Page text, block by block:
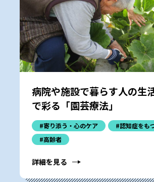
病院や施設で暮らす人の生
で彩る「園芸療法」
#寄り添う・心のケア
#認知症をも
#高齢者
詳細を見る